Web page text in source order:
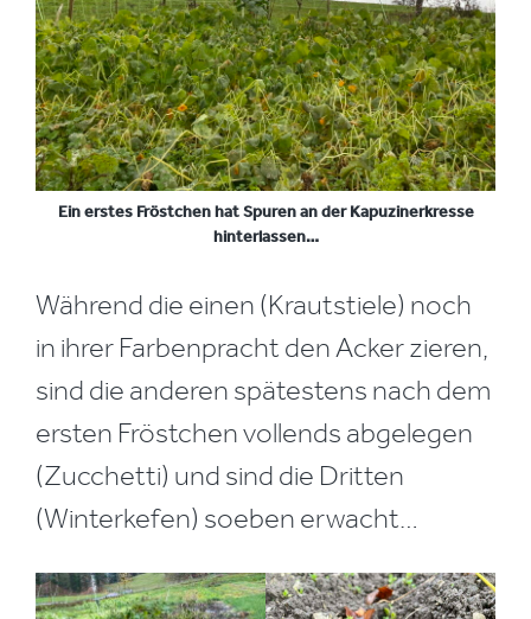
Ein erstes Fröstchen hat Spuren an der Kapuzinerkresse
hinterlassen…
Während die einen (Krautstiele) noch
in ihrer Farbenpracht den Acker zieren,
sind die anderen spätestens nach dem
ersten Fröstchen vollends abgelegen
(Zucchetti) und sind die Dritten
(Winterkefen) soeben erwacht…